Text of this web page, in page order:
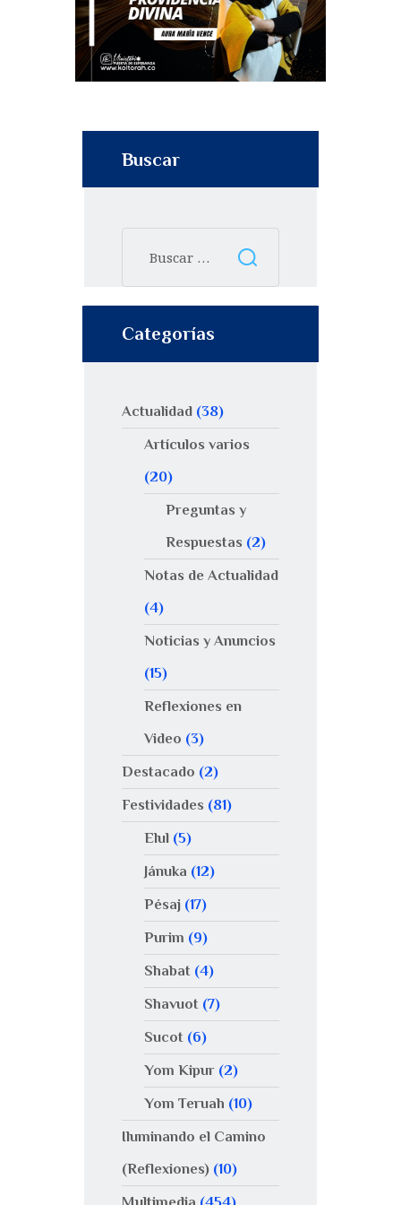
Buscar
Categorías
Actualidad (38)
Artículos varios
(20)
Preguntas y
Respuestas (2)
Notas de Actualidad
(4)
Noticias y Anuncios
(15)
Reflexiones en
Video (3)
Destacado (2)
Festividades (81)
Elul(5)
Jánuka (12)
Pésaj(17)
Purim (9)
Shabat(4)
Shavuot(7)
Sucot(6)
Yom Kipur(2)
Yom Teruah (10)
Iluminando el Camino
(Reflexiones) (10)